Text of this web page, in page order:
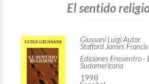
El sentido
Giussani Luigi Autor
Stafford James
Ediciones Encuentro -
Sudamericana
1998